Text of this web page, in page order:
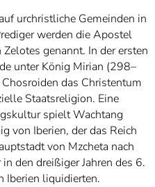
urchristliche Gemeinden in
werden die Apostel
genannt. In der ersten
unter König Mirian (298–
das Christentum
Staatsreligion. Eine
spielt Wachtang
von Iberien, der das Reich
von Mzcheta nach
den dreißiger Jahren des 6.
Iberien liquidierten.